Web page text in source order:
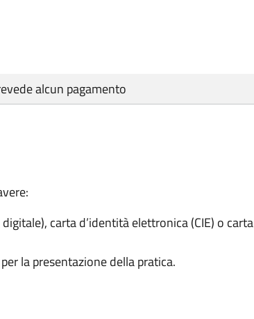
alcun pagamento
carta d’identità elettronica (CIE) o carta
la presentazione della pratica.